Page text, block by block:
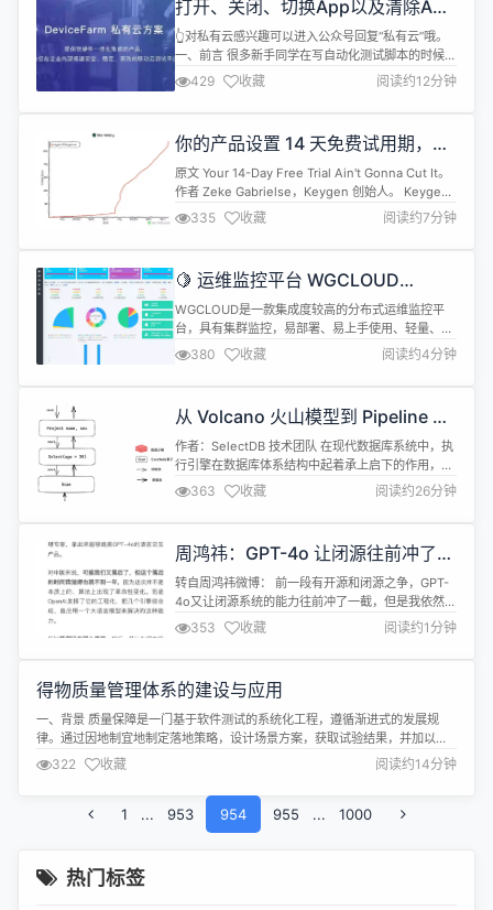
生成器，是学习通用代码生成器原理的很好的源代
码。 现在，无...
打开、关闭、切换App以及清除App
进程，操作so easy！
👆对私有云感兴趣可以进入公众号回复“私有云”哦。
一、前言 很多新手同学在写自动化测试脚本的时候，
打开、关闭、切换App的方式还是使用最基础的方
式，也有同学在交流群内多次询问是否有打开、关
闭、切换App以及清除App进程的方式、或接口，那
App以及清除App进程操作。 二、打开、关闭、切换
App以及清除App进...
429 收藏 阅读约12分钟
你的产品设置 14 天免费试用期，根
本没意义！
原文 Your 14-Day Free Trial Ain't Gonna Cut It。
作者 Zeke Gabrielse，Keygen 创始人。 Keygen
是一个开源的软件许可和分发 API。 我已经开发
Keygen 快 8 年了（准确点说，是 2016.5.22 开始
的 ）。毫不夸张地说，这期间我学到了许多东西。其
335 收藏 阅读约7分钟
🍋 运维监控平台 WGCLOUD
v3.5.2 英文版 正式发布
WGCLOUD是一款集成度较高的分布式运维监控平
台，具有集群监控，易部署、易上手使用、轻量、高
效、自动化等特点，server 端基于springboot 开
发，agent 端使用 go 编写。核心模块包括：主机系
统信息监控，CPU 监控，CPU 温度监控，内存监
系统负载监控，硬盘 smart 健康检测，应用进...
380 收藏 阅读约4分钟
从 Volcano 火山模型到 Pipeline 执
行模型，Apache Doris 执行模型的
迭代
作者：SelectDB 技术团队 在现代数据库系统中，执
行引擎在数据库体系结构中起着承上启下的作用，与
查询优化器和存储引擎共同组成了数据库的三大模
块。我们以 SQL 语句在数据库系统中的完整执行过
程为例，来介绍执行引擎在其中发挥的作用： 在接收
行语法/词法分析，基于代价模型和规则生成最优执
行计划； 执行...
363 收藏 阅读约26分钟
周鸿祎：GPT-4o 让闭源往前冲了一
截，但我依然对开源有信心
转自周鸿祎微博： 前一段有开源和闭源之争，GPT-
4o又让闭源系统的能力往前冲了一截，但是我依然对
开源世界有信心。 坦率的说，可能我们又落后了，但
这个落后我觉得也就不到一年，我还是坚持我的观
点，中国发展大模型应该坚持两条腿走路，一条路是
续走应用之路，走企业场景化的专业大模型之路。 延
伸阅读 周鸿祎：闭源比开源...
353 收藏 阅读约1分钟
得物质量管理体系的建设与应用
一、背景 质量保障是一门基于软件测试的系统化工程，遵循渐进式的发展规
律。通过因地制宜地制定落地策略，设计场景方案，获取试验结果，并加以循
环往复。最终，在每一位得物测试工程师的共同努力下，积累出一套适应得物
技术的质量保障方法论，即本文介绍的得物质量管理体系。 二、建设“四化”体
系 得物质量管理体系，历经三年的建设，现已拥有了完备的机制、流程、方法
以及工具。目标...
322 收藏 阅读约14分钟
1 ... 953 954 955 ... 1000
热门标签